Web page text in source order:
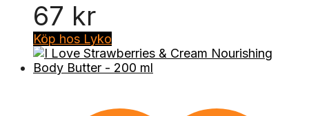
67 kr
Köp hos Lyko